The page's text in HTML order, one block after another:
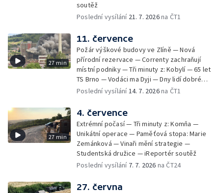
soutěž
Poslední vysílání 21. 7. 2026na ČT1
27 min
11. července
Požár výškové budovy ve Zlíně — Nová
přírodní rezervace — Correnty zachraňují
místní podniky — Tři minuty z: Kobylí — 65 let
TS Brno — Vodáci ma Dyji — Dny lidí dobré
vůle — iReportéři soutěž
Poslední vysílání14. 7. 2026na ČT1
27 min
4. července
Extrémní počasí — Tři minuty z: Komňa —
Unikátní operace — Paměťová stopa: Marie
Zemánková — Vinaři mění strategie —
Studentská družice — iReportér soutěž
Poslední vysílání 7. 7. 2026 na ČT24
27. června